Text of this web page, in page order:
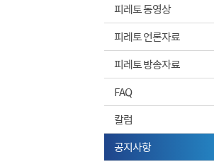
피레토 동영상
피레토 언론자료
피레토 방송자료
FAQ
칼럼
공지사항